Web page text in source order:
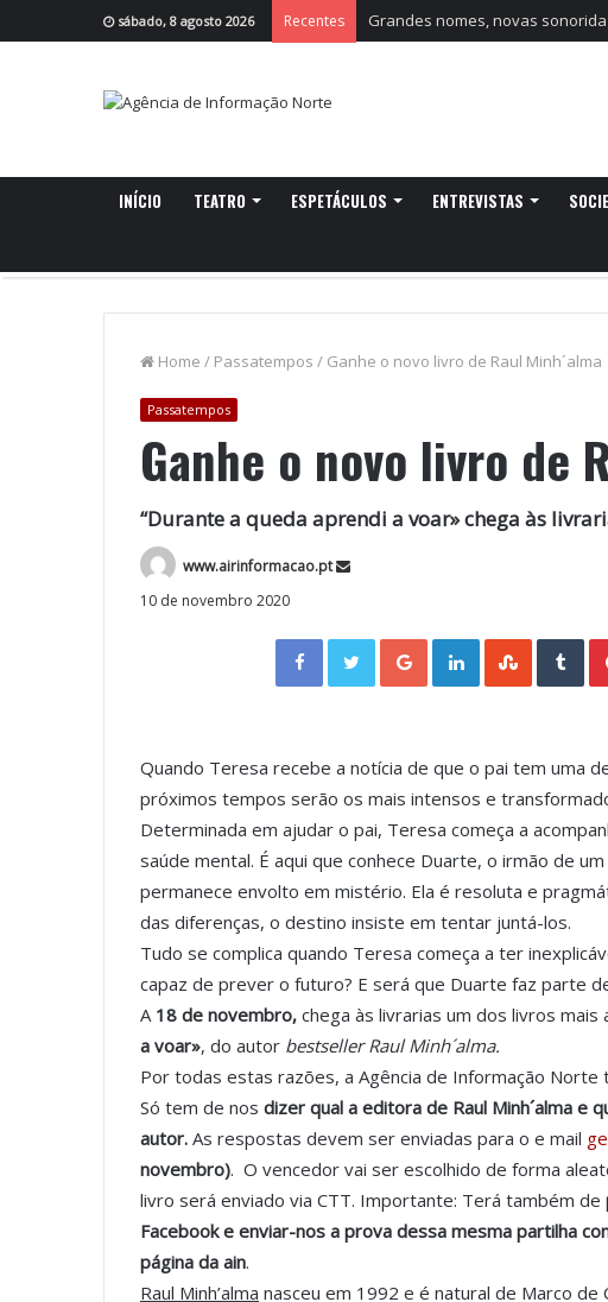
sábado, 8 agosto 2026 Recentes Grandes nomes, novas
INÍCIO TEATRO ESPETÁCULOS ENTREVISTAS
Home / Passatempos / Ganhe o novo livro de Raul Minh´alma
Passatempos
Ganhe o novo livro de
“Durante a queda aprendi a voar» chega às
www.airinformacao.pt
10 de novembro 2020
Facebook Twitter Google+ LinkedIn StumbleUpon Tumblr
Quando Teresa recebe a notícia de que o pai tem uma
próximos tempos serão os mais intensos e
Determinada em ajudar o pai, Teresa começa a
saúde mental. É aqui que conhece Duarte, o irmão de
permanece envolto em mistério. Ela é resoluta e
das diferenças, o destino insiste em tentar juntá-los.
Tudo se complica quando Teresa começa a ter
capaz de prever o futuro? E será que Duarte faz parte
A 18 de novembro, chega às livrarias um dos livros mais
a voar», do autor bestseller Raul Minh´alma.
Por todas estas razões, a Agência de Informação
Só tem de nos dizer qual a editora de Raul Minh´alma e
autor. As respostas devem ser enviadas para o e mail
novembro). O vencedor vai ser escolhido de forma
livro será enviado via CTT. Importante: Terá também de
Facebook e enviar-nos a prova dessa mesma partilha
página da ain.
Raul Minh’alma nasceu em 1992 e é natural de Marco